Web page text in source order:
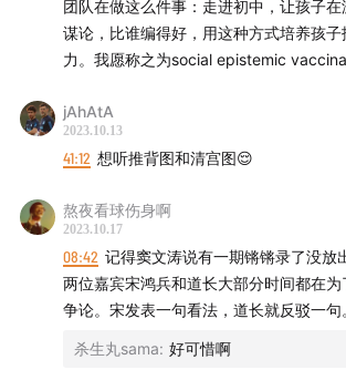
-互动联系-
网站: leftovertalk.fm
邮箱: leftovertalk@gmail.com
小红书：边角聊
Twitter: @leftovertalk
商务合作：yuanzhigao_0@126.com
团队在做这么件事：走进初中，让孩子
谋论，比谁编得好，用这种方式培养孩
力。我愿称之为social epistemic
jAhAtA
2023.10.13
41:12 想听推背图和清宫图😌
熬夜看球伤身啊
2023.10.17
08:42 记得窦文涛说有一期锵锵录了没放
两位嘉宾宋鸿兵和道长大部分时间都在
争论。宋发表一句看法，道长就反驳一
杀生丸sama: 好可惜啊